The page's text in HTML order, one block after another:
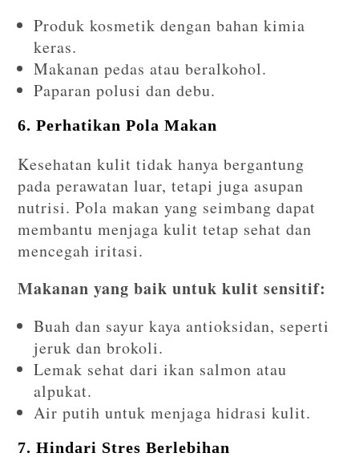
Produk kosmetik dengan bahan kimia
keras.
Makanan pedas atau beralkohol.
Paparan polusi dan debu.
6. Perhatikan Pola Makan
Kesehatan kulit tidak hanya bergantung
pada perawatan luar, tetapi juga asupan
nutrisi. Pola makan yang seimbang dapat
membantu menjaga kulit tetap sehat dan
mencegah iritasi.
Makanan yang baik untuk kulit sensitif:
Buah dan sayur kaya antioksidan, seperti
jeruk dan brokoli.
Lemak sehat dari ikan salmon atau
alpukat.
Air putih untuk menjaga hidrasi kulit.
7. Hindari Stres Berlebihan